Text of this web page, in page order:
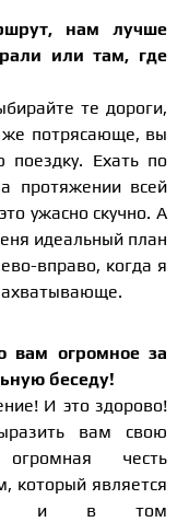
нам лучше
или там, где
те дороги,
же потрясающе, вы
поездку. Ехать по
протяжении всей
ужасно скучно. А
идеальный план
вправо, когда я
вам огромное за
беседу!
И это здорово!
вам свою
честь
который является
и в том